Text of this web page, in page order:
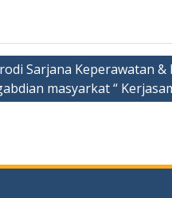
Sarjana Keperawatan
masyarkat “